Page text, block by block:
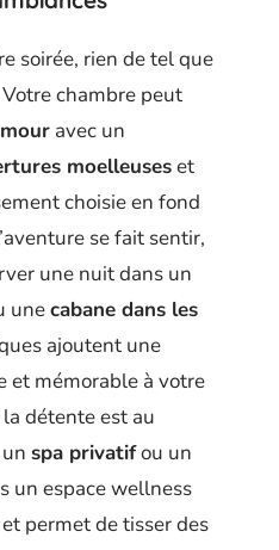
soirée, rien de tel que
chambre peut
avec un
moelleuseset
choisie en fond
se fait sentir,
une nuit dans un
unecabane dans les
ajoutent une
et mémorable à votre
détente est au
spa privatifou un
un espace wellness
permet de tisser des